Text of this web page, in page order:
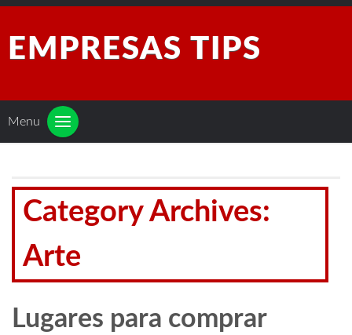
EMPRESAS TIPS
Menu
Category Archives:
Arte
Lugares para comprar